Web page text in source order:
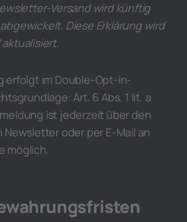
Versand wird künftig
Diese Erklärung wird
erfolgt im Double-Opt-in-
Art. 6 Abs. 1 lit. a
ist jederzeit über den
Newsletter oder per E-Mail an
möglich.